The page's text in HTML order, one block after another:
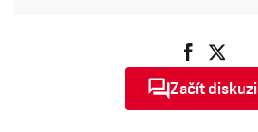
Začít diskuzi